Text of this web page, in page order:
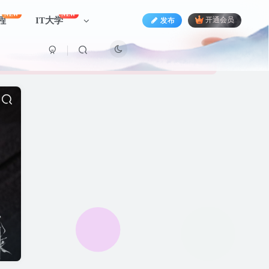
NEW
IT大学
NEW
发布 开通会员